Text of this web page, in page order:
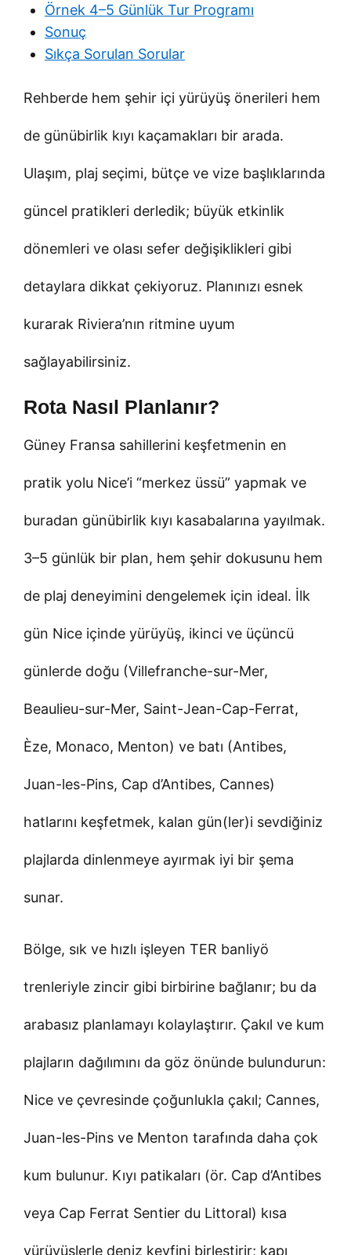
Örnek 4–5 Günlük Tur Programı
Sonuç
Sıkça Sorulan Sorular
Rehberde hem şehir içi yürüyüş önerileri hem
de günübirlik kıyı kaçamakları bir arada.
Ulaşım, plaj seçimi, bütçe ve vize başlıklarında
güncel pratikleri derledik; büyük etkinlik
dönemleri ve olası sefer değişiklikleri gibi
detaylara dikkat çekiyoruz. Planınızı esnek
kurarak Riviera’nın ritmine uyum
sağlayabilirsiniz.
Rota Nasıl Planlanır?
Güney Fransa sahillerini keşfetmenin en
pratik yolu Nice’i “merkez üssü” yapmak ve
buradan günübirlik kıyı kasabalarına yayılmak.
3–5 günlük bir plan, hem şehir dokusunu hem
de plaj deneyimini dengelemek için ideal. İlk
gün Nice içinde yürüyüş, ikinci ve üçüncü
günlerde doğu (Villefranche-sur-Mer,
Beaulieu-sur-Mer, Saint-Jean-Cap-Ferrat,
Èze, Monaco, Menton) ve batı (Antibes,
Juan-les-Pins, Cap d’Antibes, Cannes)
hatlarını keşfetmek, kalan gün(ler)i sevdiğiniz
plajlarda dinlenmeye ayırmak iyi bir şema
sunar.
Bölge, sık ve hızlı işleyen TER banliyö
trenleriyle zincir gibi birbirine bağlanır; bu da
arabasız planlamayı kolaylaştırır. Çakıl ve kum
plajların dağılımını da göz önünde bulundurun:
Nice ve çevresinde çoğunlukla çakıl; Cannes,
Juan-les-Pins ve Menton tarafında daha çok
kum bulunur. Kıyı patikaları (ör. Cap d’Antibes
veya Cap Ferrat Sentier du Littoral) kısa
yürüyüşlerle deniz keyfini birleştirir; kapı